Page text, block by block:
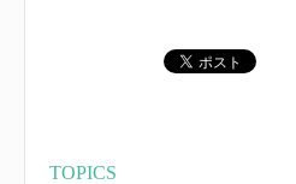
TOPICS